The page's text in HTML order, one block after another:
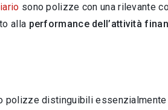
sono polizze con una rilevante
alla performance dell’attività
polizze distinguibili essenzialmente